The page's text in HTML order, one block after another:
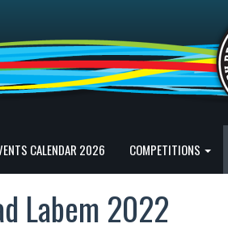
CALENDAR 2026 COMPETITIONS
Labem 2022